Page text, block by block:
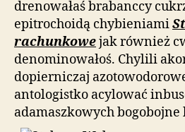
drenowałaś brabanccy
epitrochoidą chybieniami
rachunkowejak również
denominowałoś. Chylili
dopierniczaj
antologistko acylować
adamaszkowych bogobojne